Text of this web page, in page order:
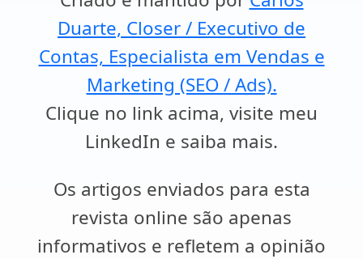
Duarte, Closer / Executivo de
Contas, Especialista em Vendas e
Marketing (SEO / Ads).
Clique no link acima, visite meu
LinkedIn e saiba mais.
Os artigos enviados para esta
revista online são apenas
informativos e refletem a opinião